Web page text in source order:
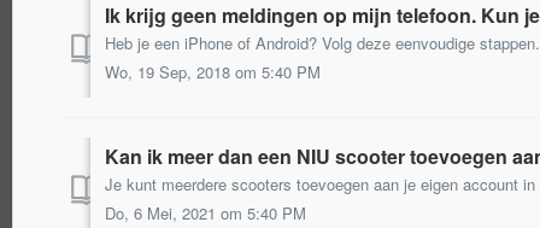
Ik krijg geen meldingen op mijn telefoon. Kun
Wo, 19 Sep, 2018 om 5:40 PM
Kan ik meer dan een NIU scooter toevoegen
Do, 6 Mei, 2021 om 5:40 PM